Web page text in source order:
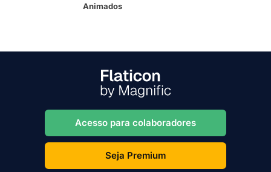
Animados
Acesso para colaboradores
Seja Premium